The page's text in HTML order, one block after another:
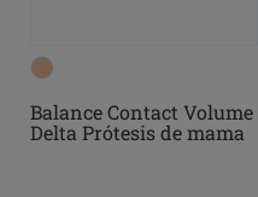
Balance Contact Volume
Delta Prótesis de mama